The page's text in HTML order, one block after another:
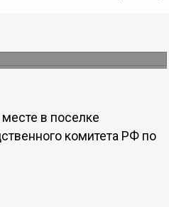
в поселке
комитета РФ по